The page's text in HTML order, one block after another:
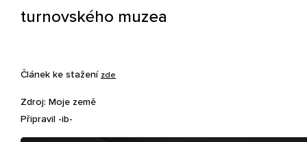
turnovského muzea
Článek ke stažení zde
Zdroj: Moje země
Připravil -ib-